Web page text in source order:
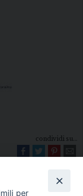
condividi su...
per